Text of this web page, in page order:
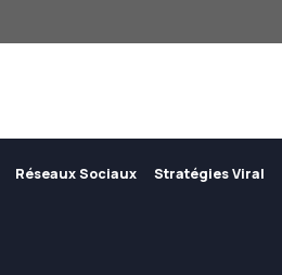
Réseaux Sociaux Stratégies Viral